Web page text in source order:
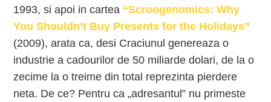
1993, si apoi in cartea “Scroogenomics: Why
You Shouldn’t Buy Presents for the Holidays”
(2009), arata ca, desi Craciunul genereaza o
industrie a cadourilor de 50 miliarde dolari, de la o
zecime la o treime din total reprezinta pierdere
neta. De ce? Pentru ca „adresantul” nu primeste